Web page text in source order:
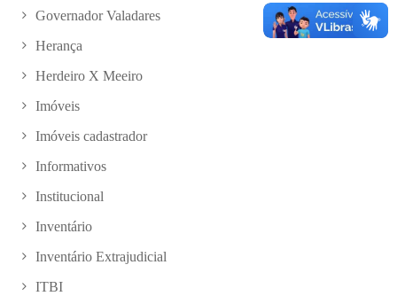
Governador Valadares
Herança
Herdeiro X Meeiro
Imóveis
Imóveis cadastrador
Informativos
Institucional
Inventário
Inventário Extrajudicial
ITBI